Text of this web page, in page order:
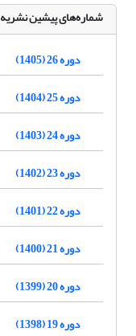
شماره‌های پیشین نشریه
دوره 26 (1405)
دوره 25 (1404)
دوره 24 (1403)
دوره 23 (1402)
دوره 22 (1401)
دوره 21 (1400)
دوره 20 (1399)
دوره 19 (1398)